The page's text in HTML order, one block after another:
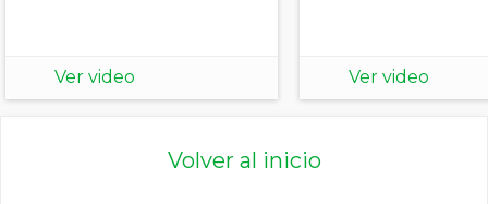
Ver video Ver video
Volver al inicio